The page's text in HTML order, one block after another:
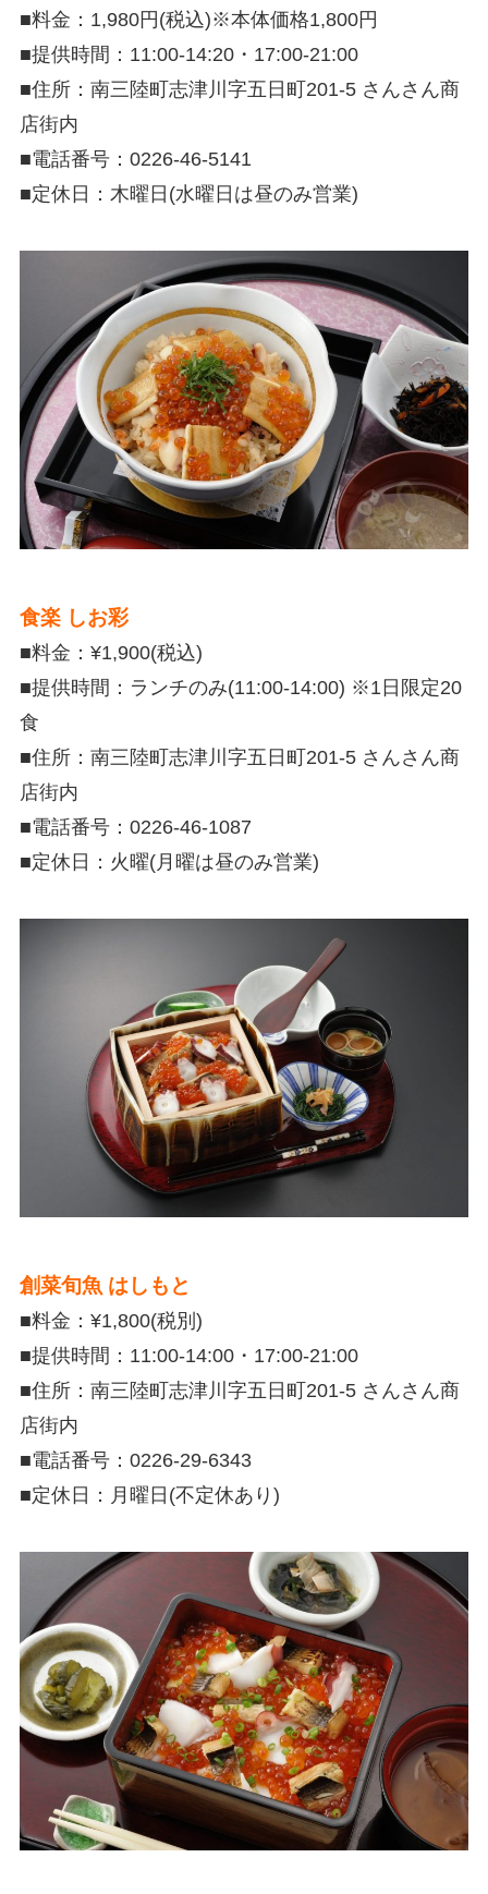
■料金：1,980円(税込)※本体価格1,800円
■提供時間：11:00-14:20・17:00-21:00
■住所：南三陸町志津川字五日町201-5さんさん商
店街内
■電話番号：0226-46-5141
■定休日： 木曜日(水曜日は昼のみ営業)
食楽 しお彩
■料金：¥1,900(税込)
■提供時間：ランチのみ(11:00-14:00) ※1日限定20
食
■住所：南三陸町志津川字五日町201-5さんさん商
店街内
■電話番号：0226-46-1087
■定休日： 火曜(月曜は昼のみ営業)
創菜旬魚 はしもと
■料金：¥1,800(税別)
■提供時間：11:00-14:00・17:00-21:00
■住所：南三陸町志津川字五日町201-5 さんさん商
店街内
■電話番号：0226-29-6343
■定休日： 月曜日(不定休あり)